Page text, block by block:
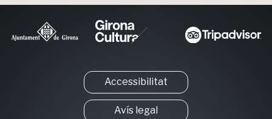
Accessibilitat
Avís legal